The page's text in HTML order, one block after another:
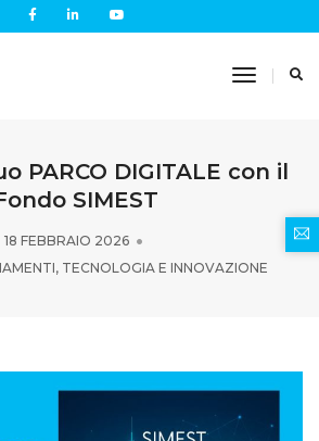
Toggle
PARCO DIGITALE con il
SIMEST
18 FEBBRAIO 2026
, TECNOLOGIA E INNOVAZIONE